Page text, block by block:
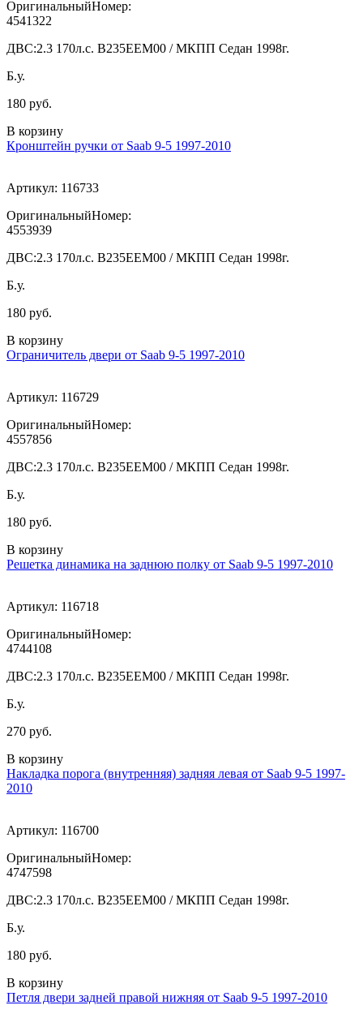
ОригинальныйНомер:
4541322
ДВС:2.3 170л.с. В235ЕЕМ00 / МКПП Седан 1998г.
Б.у.
180 руб.
В корзину
Кронштейн ручки от Saab 9-5 1997-2010
Артикул: 116733
ОригинальныйНомер:
4553939
ДВС:2.3 170л.с. В235ЕЕМ00 / МКПП Седан 1998г.
Б.у.
180 руб.
В корзину
Ограничитель двери от Saab 9-5 1997-2010
Артикул: 116729
ОригинальныйНомер:
4557856
ДВС:2.3 170л.с. В235ЕЕМ00 / МКПП Седан 1998г.
Б.у.
180 руб.
В корзину
Решетка динамика на заднюю полку от Saab 9-5 1997-2010
Артикул: 116718
ОригинальныйНомер:
4744108
ДВС:2.3 170л.с. В235ЕЕМ00 / МКПП Седан 1998г.
Б.у.
270 руб.
В корзину
Накладка порога (внутренняя) задняя левая от Saab 9-5 1997-
2010
Артикул: 116700
ОригинальныйНомер:
4747598
ДВС:2.3 170л.с. В235ЕЕМ00 / МКПП Седан 1998г.
Б.у.
180 руб.
В корзину
Петля двери задней правой нижняя от Saab 9-5 1997-2010